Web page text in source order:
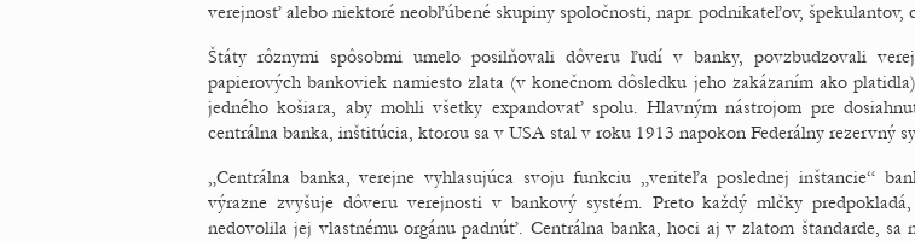
verejnosť alebo niektoré neobľúbené skupiny spoločnosti, napr. podnikateľov, špekulantov,
Štáty rôznymi spôsobmi umelo posilňovali dôveru ľudí v banky, povzbudzovali
papierových bankoviek namiesto zlata (v konečnom dôsledku jeho zakázaním ako
jedného košiara, aby mohli všetky expandovať spolu. Hlavným nástrojom pre
centrálna banka, inštitúcia, ktorou sa v USA stal v roku 1913 napokon Federálny rezervný
„Centrálna banka, verejne vyhlasujúca svoju funkciu „veriteľa poslednej inštancie“
výrazne zvyšuje dôveru verejnosti v bankový systém. Preto každý mlčky
nedovolila jej vlastnému orgánu padnúť. Centrálna banka, hoci aj v zlatom štandarde, sa